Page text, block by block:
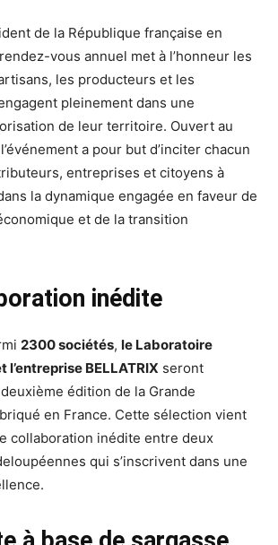
de la République française en
vous annuel met à l’honneur les
les producteurs et les
pleinement dans une
de leur territoire. Ouvert au
a pour but d’inciter chacun
entreprises et citoyens à
la dynamique engagée en faveur de
et de la transition
inédite
2300 sociétés, le Laboratoire
l’entreprise BELLATRIX seront
édition de la Grande
en France. Cette sélection vient
collaboration inédite entre deux
qui s’inscrivent dans une